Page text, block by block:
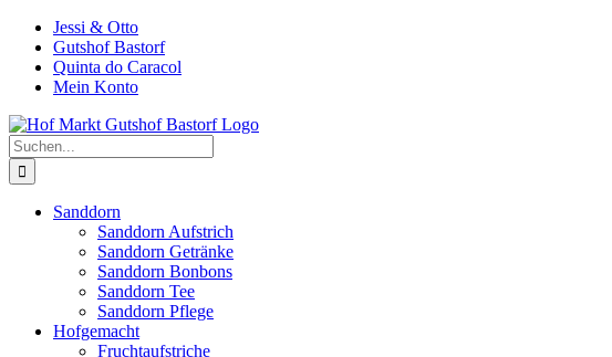
Zum
Inhalt
springen
Jessi & Otto
Gutshof Bastorf
Quinta do Caracol
Mein Konto
Suche
nach:
Sanddorn
Sanddorn Aufstrich
Sanddorn Getränke
Sanddorn Bonbons
Sanddorn Tee
Sanddorn Pflege
Hofgemacht
Fruchtaufstriche